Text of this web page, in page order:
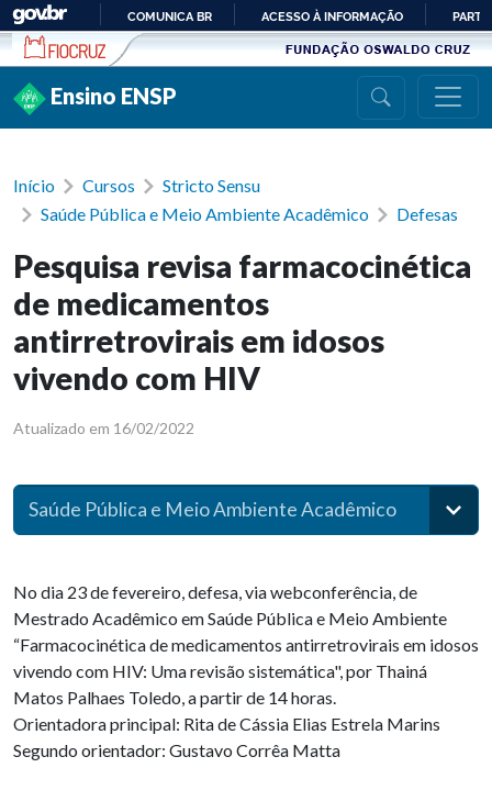
Ir para conteúdo
PARA
COMUNICA BR ACESSO À INFORMAÇÃO
Ensino ENSP
Início Cursos
Stricto Sensu
Saúde Pública e Meio Ambiente Acadêmico
Defesas
Pesquisa revisa farmacocinética
de medicamentos
antirretrovirais em idosos
vivendo com HIV
Atualizado em 16/02/2022
Saúde Pública e Meio Ambiente Acadêmico
No dia 23 de fevereiro, defesa, via webconferência, de
Mestrado Acadêmico em Saúde Pública e Meio Ambiente
“Farmacocinética de medicamentos antirretrovirais em idosos
vivendo com HIV: Uma revisão sistemática", por Thainá
Matos Palhaes Toledo, a partir de 14 horas.
Orientadora principal: Rita de Cássia Elias Estrela Marins
Segundo orientador: Gustavo Corrêa Matta